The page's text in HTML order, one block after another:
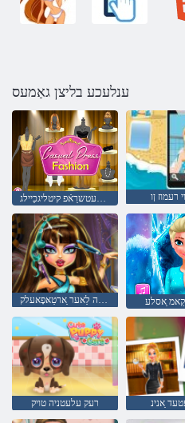
ענלעכע בליצן גאַמעס
טינש ןלעטשרַאֿפ קיטליגכַיילג רעמוז ןו
ץוקריַאה לַאער ַארטַאּפָאעלק ַאסלע
רעק עלעטניה טויק ַאנינ